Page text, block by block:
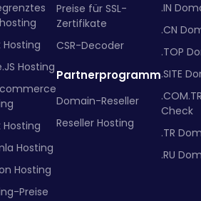
Hosting
Hosting
Hosting
Hosting
Hosting
Preise
Preise für SSL-
Zertifikate
CSR-Decoder
Partnerprogramm
Domain-Reseller
Reseller Hosting
.IN
.CN
.TOP
.SITE
Check
.TR
.RU